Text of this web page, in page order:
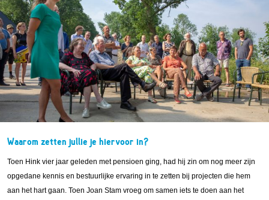
Waarom zetten jullie je hiervoor in?
Toen Hink vier jaar geleden met pensioen ging, had hij zin om nog meer zijn
opgedane kennis en bestuurlijke ervaring in te zetten bij projecten die hem
aan het hart gaan. Toen Joan Stam vroeg om samen iets te doen aan het